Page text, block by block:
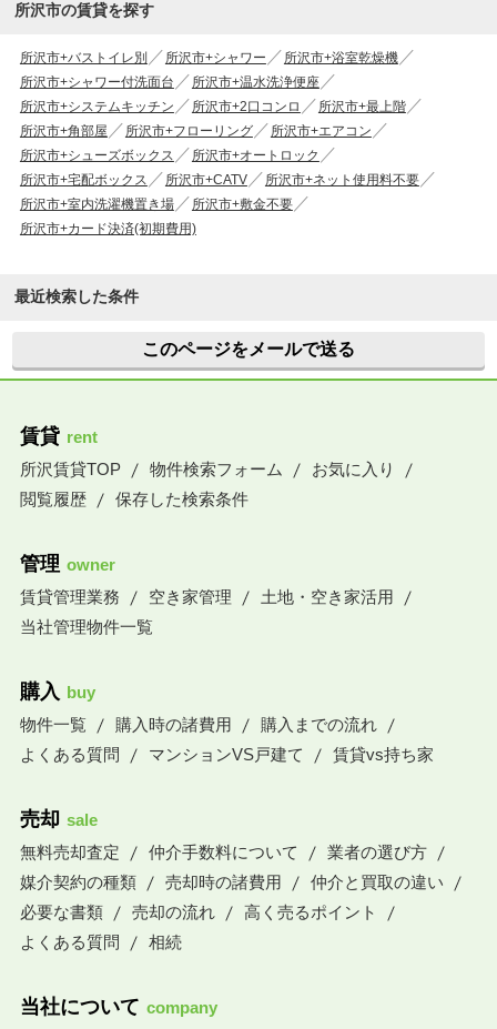
所沢市の賃貸を探す
所沢市+バストイレ別 所沢市+シャワー
所沢市+浴室乾燥機
所沢市+シャワー付洗面台
所沢市+温水洗浄便座
所沢市+システムキッチン
所沢市+2口コンロ
所沢市+最上階
所沢市+角部屋
所沢市+フローリング
所沢市+エアコン
所沢市+シューズボックス
所沢市+オートロック
所沢市+宅配ボックス
所沢市+CATV
所沢市+ネット使用料不要
所沢市+室内洗濯機置き場
所沢市+敷金不要
所沢市+カード決済(初期費用)
最近検索した条件
このページをメールで送る
賃貸 rent
所沢賃貸TOP
物件検索フォーム
お気に入り
閲覧履歴
保存した検索条件
管理 owner
賃貸管理業務
空き家管理
土地・空き家活用
当社管理物件一覧
購入 buy
物件一覧
購入時の諸費用
購入までの流れ
よくある質問
マンションVS戸建て 賃貸vs持ち家
売却 sale
無料売却査定
仲介手数料について
業者の選び方
媒介契約の種類
売却時の諸費用
仲介と買取の違い
必要な書類
売却の流れ
高く売るポイント
よくある質問
相続
当社について company